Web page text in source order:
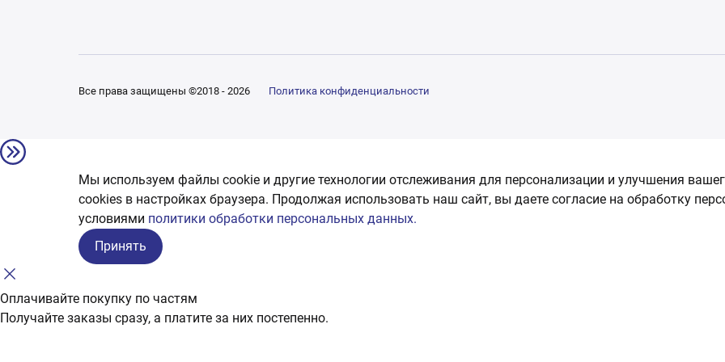
Все права защищены ©2018 - 2026 Политика конфиденциальности
Мы используем файлы cookie и другие технологии отслеживания для персонализации и улучшения
сookies в настройках браузера. Продолжая использовать наш сайт, вы даете согласие на обработку
условиями политики обработки персональных данных.
Принять
Оплачивайте покупку по частям
Получайте заказы сразу, а платите за них постепенно.